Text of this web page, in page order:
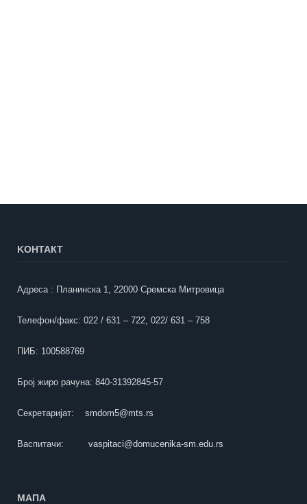
KOНТАКТ
Адреса : Планинска 1, 22000 Сремска Митровица
Телефон/факс: 022 / 631 – 722, 022/ 631 – 758
ПИБ: 100588769
Број жиро рачуна: 840-31392845-57
Секретаријат: smdom5@mts.rs
Васпитачи: vaspitaci@domucenika-sm.edu.rs
МАПА